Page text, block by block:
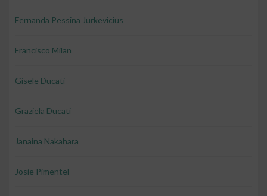
Fernanda Pessina Jurkevicius
Francisco Milan
Gisele Ducati
Graziela Ducati
Janaina Nakahara
Josie Pimentel